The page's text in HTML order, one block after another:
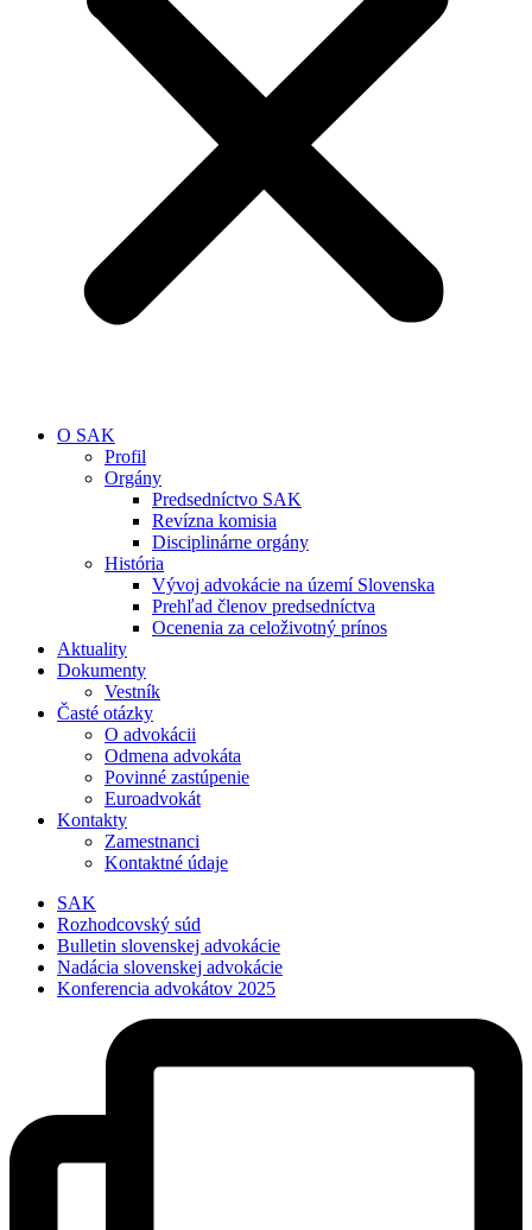
O SAK
Profil
Orgány
Predsedníctvo SAK
Revízna komisia
Disciplinárne orgány
História
Vývoj advokácie na území Slovenska
Prehľad členov predsedníctva
Ocenenia za celoživotný prínos
Aktuality
Dokumenty
Vestník
Časté otázky
O advokácii
Odmena advokáta
Povinné zastúpenie
Euroadvokát
Kontakty
Zamestnanci
Kontaktné údaje
SAK
Rozhodcovský súd
Bulletin slovenskej advokácie
Nadácia slovenskej advokácie
Konferencia advokátov 2025